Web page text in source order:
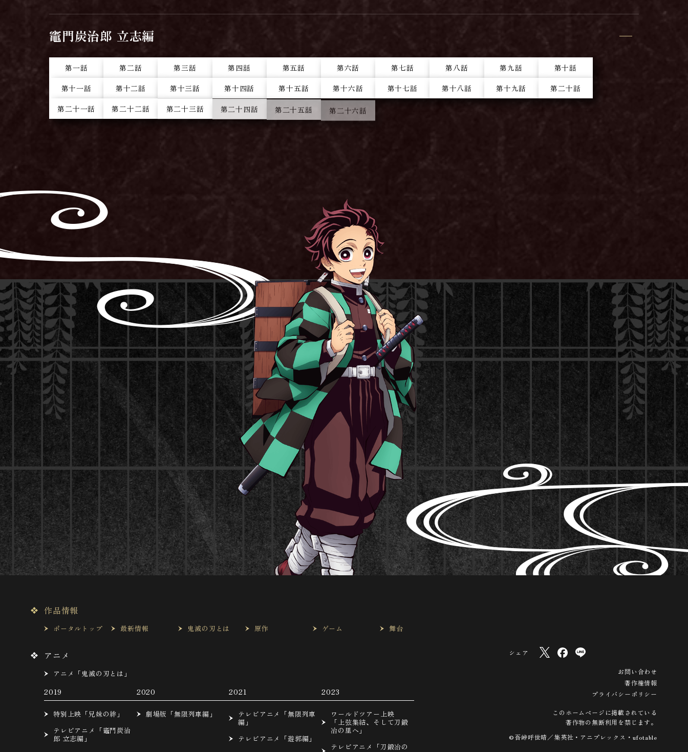
竈門炭治郎 立志編
第一話 第二話 第三話 第四話 第五話 第六話 第七話 第八話 第九話
第十話
第十一話
第十二話 第十三話 第十四話 第十五話 第十六話 第十七話 第十八話 第十九話
第二十話
第二十一話
第二十二話 第二十三話 第二十四話 第二十五話 第二十六話
作品情報
ポータルトップ 最新情報 鬼滅の刃とは 原作 ゲーム 舞台
アニメ
アニメ「鬼滅の刃とは」
2019
特別上映「兄妹の絆」
テレビアニメ「竈門炭治
郎 立志編」
2020
劇場版「無限列車編」
2021
テレビアニメ「無限列車
編」
テレビアニメ「遊郭編」
2023
ワールドツアー上映
「上弦集結、そして刀鍛
冶の里へ」
テレビアニメ「刀鍛冶の
シェア
お問い合わせ
著作権情報
プライバシーポリシー
このホームページに掲載されている
著作物の無断利用を禁じます。
©吾峠呼世晴／集英社・アニプレックス・ufotable